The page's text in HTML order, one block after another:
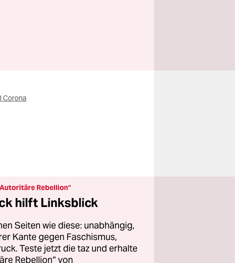
Corona
Rebellion“
hilft Linksblick
Seiten wie diese: unabhängig,
Kante gegen Faschismus,
Teste jetzt die taz und erhalte
Rebellion“ von